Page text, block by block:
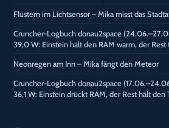
Flüstern im Lichtsensor – Mika misst das
Cruncher-Logbuch donau2space
39,0 W: Einstein hält den RAM warm, der Rest
Neonregen am Inn – Mika fängt den Meteor
Cruncher-Logbuch donau2space
36,1 W: Einstein drückt RAM, der Rest hält den